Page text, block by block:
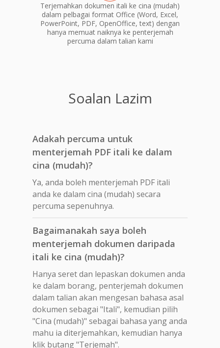
Terjemahkan dokumen itali ke cina (mudah)
dalam pelbagai format Office (Word, Excel,
PowerPoint, PDF, OpenOffice, text) dengan
hanya memuat naiknya ke penterjemah
percuma dalam talian kami
Soalan Lazim
Adakah percuma untuk
menterjemah PDF itali ke dalam
cina (mudah)?
Ya, anda boleh menterjemah PDF itali
anda ke dalam cina (mudah) secara
percuma sepenuhnya.
Bagaimanakah saya boleh
menterjemah dokumen daripada
itali ke cina (mudah)?
Hanya seret dan lepaskan dokumen anda
ke dalam borang, penterjemah dokumen
dalam talian akan mengesan bahasa asal
dokumen sebagai "Itali", kemudian pilih
"Cina (mudah)" sebagai bahasa yang anda
mahu ia diterjemahkan, kemudian hanya
klik butang "Terjemah".